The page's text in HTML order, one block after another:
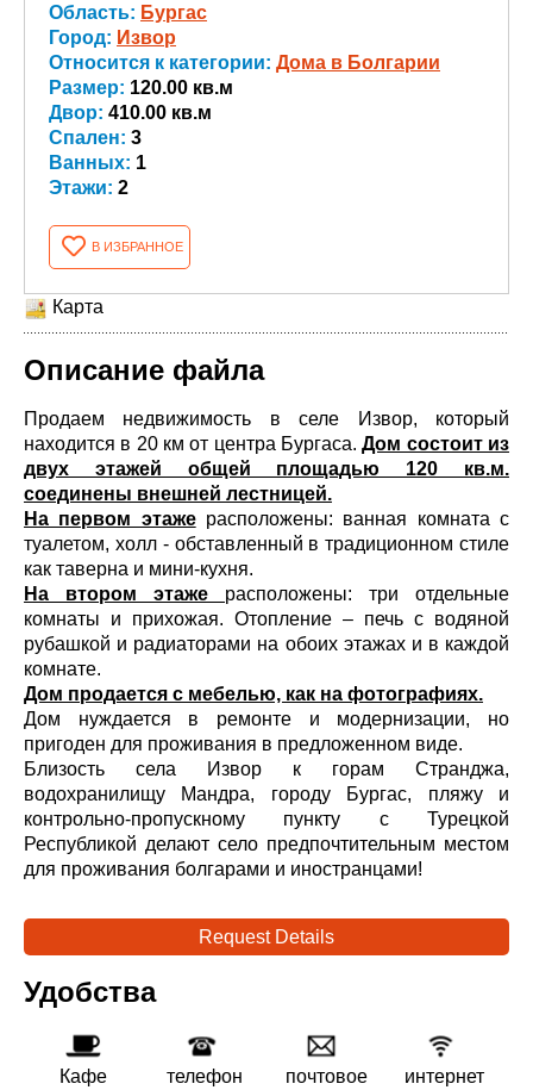
Область: Бургас
Город: Извор
Относится к категории: Дома в Болгарии
Размер: 120.00 кв.м
Двор: 410.00 кв.м
Спален: 3
Ванных: 1
Этажи: 2
В ИЗБРАННОЕ
Карта
Описание файла
Продаем недвижимость в селе Извор, который
находится в 20 км от центра Бургаса.Дом состоит из
двух этажей общей площадью 120 кв.м.
соединены внешней лестницей.
На первом этажерасположены: ванная комната с
туалетом, холл - обставленный в традиционном стиле
как таверна и мини-кухня.
На втором этаже расположены: три отдельные
комнаты и прихожая. Отопление – печь с водяной
рубашкой и радиаторами на обоих этажах и в каждой
комнате.
Дом продается с мебелью, как на фотографиях.
Дом нуждается в ремонте и модернизации, но
пригоден для проживания в предложенном виде.
Близость села Извор к горам Странджа,
водохранилищу Мандра, городу Бургас, пляжу и
контрольно-пропускному пункту с Турецкой
Республикой делают село предпочтительным местом
для проживания болгарами и иностранцами!
Request Details
Удобства
Кафе телефон
почтовое
интернет